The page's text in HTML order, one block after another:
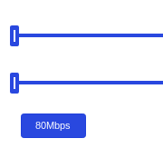
80Mbps